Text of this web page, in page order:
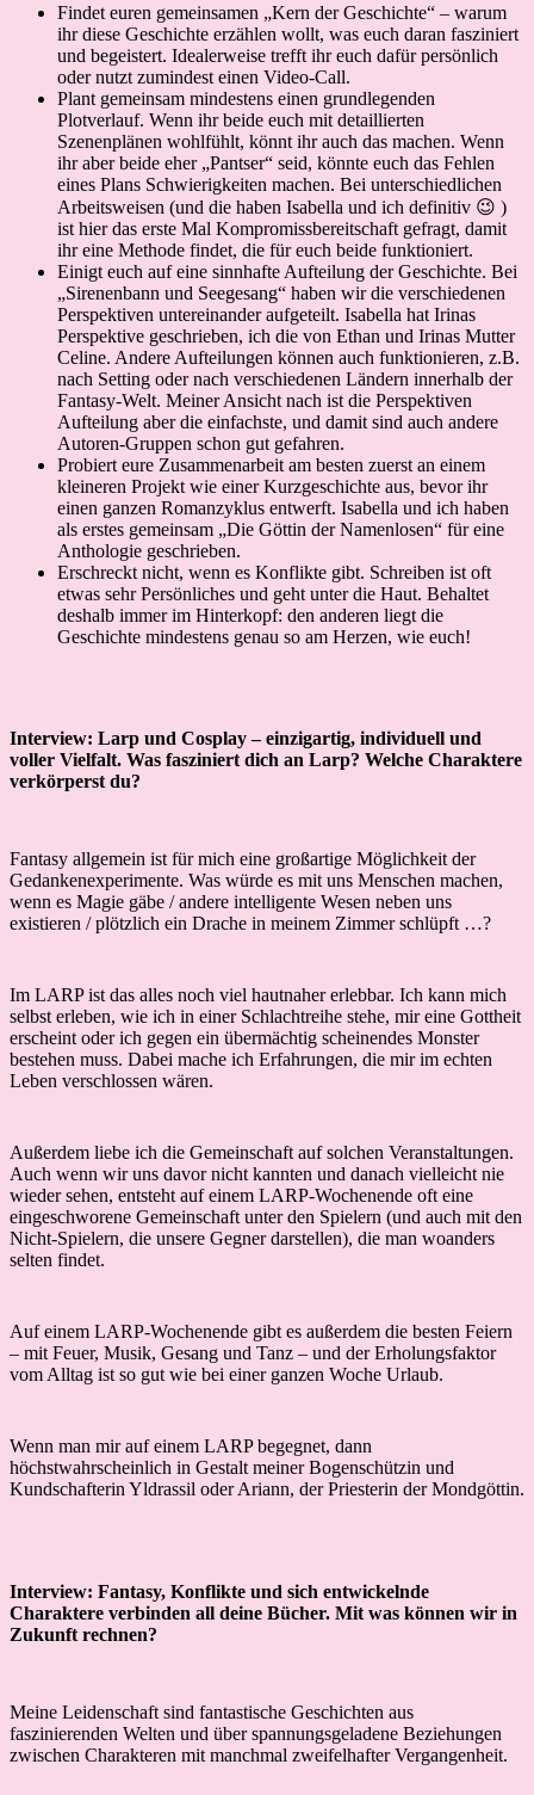
Findet euren gemeinsamen „Kern der Geschichte“ – warum
ihr diese Geschichte erzählen wollt, was euch daran fasziniert
und begeistert. Idealerweise trefft ihr euch dafür persönlich
oder nutzt zumindest einen Video-Call.
Plant gemeinsam mindestens einen grundlegenden
Plotverlauf. Wenn ihr beide euch mit detaillierten
Szenenplänen wohlfühlt, könnt ihr auch das machen. Wenn
ihr aber beide eher „Pantser“ seid, könnte euch das Fehlen
eines Plans Schwierigkeiten machen. Bei unterschiedlichen
Arbeitsweisen (und die haben Isabella und ich definitiv 😉 )
ist hier das erste Mal Kompromissbereitschaft gefragt, damit
ihr eine Methode findet, die für euch beide funktioniert.
Einigt euch auf eine sinnhafte Aufteilung der Geschichte. Bei
„Sirenenbann und Seegesang“ haben wir die verschiedenen
Perspektiven untereinander aufgeteilt. Isabella hat Irinas
Perspektive geschrieben, ich die von Ethan und Irinas Mutter
Celine. Andere Aufteilungen können auch funktionieren, z.B.
nach Setting oder nach verschiedenen Ländern innerhalb der
Fantasy-Welt. Meiner Ansicht nach ist die Perspektiven
Aufteilung aber die einfachste, und damit sind auch andere
Autoren-Gruppen schon gut gefahren.
Probiert eure Zusammenarbeit am besten zuerst an einem
kleineren Projekt wie einer Kurzgeschichte aus, bevor ihr
einen ganzen Romanzyklus entwerft. Isabella und ich haben
als erstes gemeinsam „Die Göttin der Namenlosen“ für eine
Anthologie geschrieben.
Erschreckt nicht, wenn es Konflikte gibt. Schreiben ist oft
etwas sehr Persönliches und geht unter die Haut. Behaltet
deshalb immer im Hinterkopf: den anderen liegt die
Geschichte mindestens genau so am Herzen, wie euch!
Interview: Larp und Cosplay – einzigartig, individuell und
voller Vielfalt. Was fasziniert dich an Larp? Welche Charaktere
verkörperst du?
Fantasy allgemein ist für mich eine großartige Möglichkeit der
Gedankenexperimente. Was würde es mit uns Menschen machen,
wenn es Magie gäbe / andere intelligente Wesen neben uns
existieren / plötzlich ein Drache in meinem Zimmer schlüpft …?
Im LARP ist das alles noch viel hautnaher erlebbar. Ich kann mich
selbst erleben, wie ich in einer Schlachtreihe stehe, mir eine Gottheit
erscheint oder ich gegen ein übermächtig scheinendes Monster
bestehen muss. Dabei mache ich Erfahrungen, die mir im echten
Leben verschlossen wären.
Außerdem liebe ich die Gemeinschaft auf solchen Veranstaltungen.
Auch wenn wir uns davor nicht kannten und danach vielleicht nie
wieder sehen, entsteht auf einem LARP-Wochenende oft eine
eingeschworene Gemeinschaft unter den Spielern (und auch mit den
Nicht-Spielern, die unsere Gegner darstellen), die man woanders
selten findet.
Auf einem LARP-Wochenende gibt es außerdem die besten Feiern
– mit Feuer, Musik, Gesang und Tanz – und der Erholungsfaktor
vom Alltag ist so gut wie bei einer ganzen Woche Urlaub.
Wenn man mir auf einem LARP begegnet, dann
höchstwahrscheinlich in Gestalt meiner Bogenschützin und
Kundschafterin Yldrassil oder Ariann, der Priesterin der Mondgöttin.
Interview: Fantasy, Konflikte und sich entwickelnde
Charaktere verbinden all deine Bücher. Mit was können wir in
Zukunft rechnen?
Meine Leidenschaft sind fantastische Geschichten aus
faszinierenden Welten und über spannungsgeladene Beziehungen
zwischen Charakteren mit manchmal zweifelhafter Vergangenheit.